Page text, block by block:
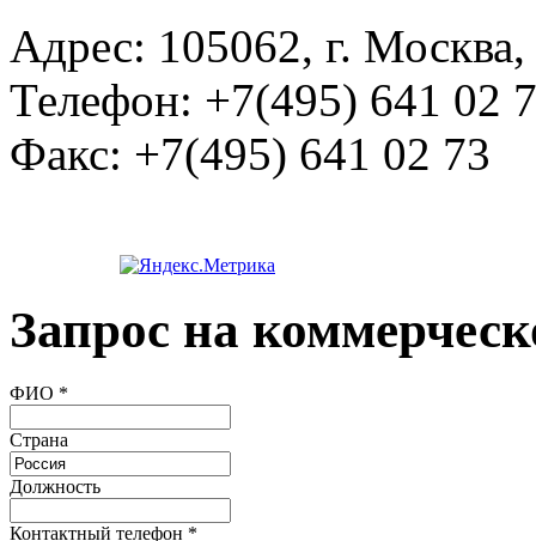
Адрес: 105062, г.
Телефон: +7(495) 641 02
Факс: +7(495) 641 02 73
Запрос на
ФИО *
Страна
Должность
Контактный телефон *